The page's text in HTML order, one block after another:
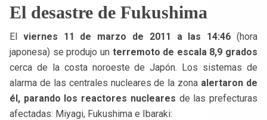
El desastre de Fukushima
El viernes 11 de marzo de 2011 a las 14:46 (hora
japonesa) se produjo un terremoto de escala 8,9 grados
cerca de la costa noroeste de Japón. Los sistemas de
alarma de las centrales nucleares de la zona alertaron de
él, parando los reactores nucleares de las prefecturas
afectadas: Miyagi, Fukushima e Ibaraki: